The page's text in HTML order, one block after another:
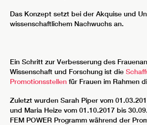
Das Konzept setzt bei der Akquise und
wissenschaftlichem Nachwuchs an.
Ein Schritt zur Verbesserung des
Wissenschaft und Forschung ist die
Promotionsstellen für Frauen im Rahmen
Zuletzt wurden Sarah Piper vom
und Maria Heize vom 01.10.2017 bis
FEM POWER Programm während der